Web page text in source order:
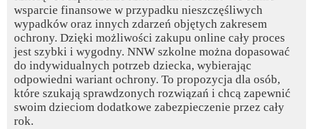
wsparcie finansowe w przypadku nieszczęśliwych
wypadków oraz innych zdarzeń objętych zakresem
ochrony. Dzięki możliwości zakupu online cały proces
jest szybki i wygodny. NNW szkolne można dopasować
do indywidualnych potrzeb dziecka, wybierając
odpowiedni wariant ochrony. To propozycja dla osób,
które szukają sprawdzonych rozwiązań i chcą zapewnić
swoim dzieciom dodatkowe zabezpieczenie przez cały
rok.